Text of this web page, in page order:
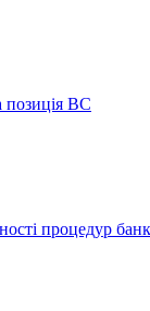
позиція ВС
процедур